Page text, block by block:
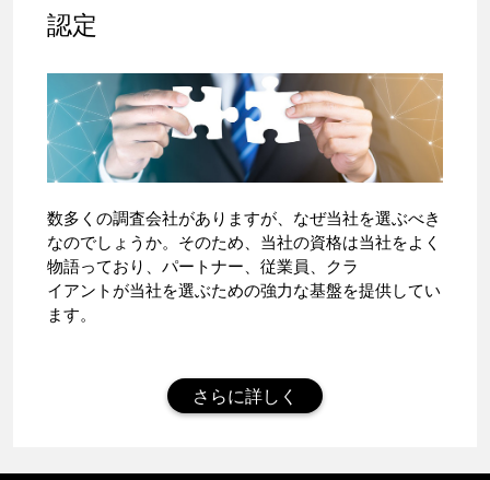
認定
数多くの調査会社がありますが、なぜ当社を選ぶべき
なのでしょうか。そのため、当社の資格は当社をよく
物語っており、パートナー、従業員、クラ
イアントが当社を選ぶための強力な基盤を提供してい
ます。
さらに詳しく